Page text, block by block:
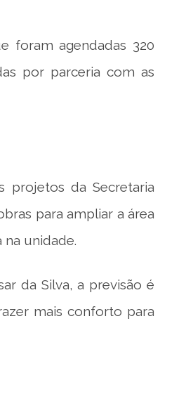
foram agendadas 320
por parceria com as
projetos da Secretaria
para ampliar a área
unidade.
da Silva, a previsão é
mais conforto para